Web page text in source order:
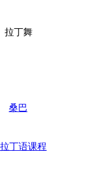
拉丁语课程
拉丁舞
桑巴